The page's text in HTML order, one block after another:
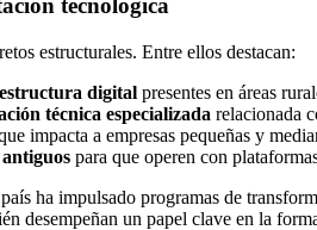
tecnológica
estructurales. Entre ellos destacan:
digital presentes en áreas
técnica especializada relacionada
impacta a empresas pequeñas y
para que operen con
ha impulsado programas de
desempeñan un papel clave en la